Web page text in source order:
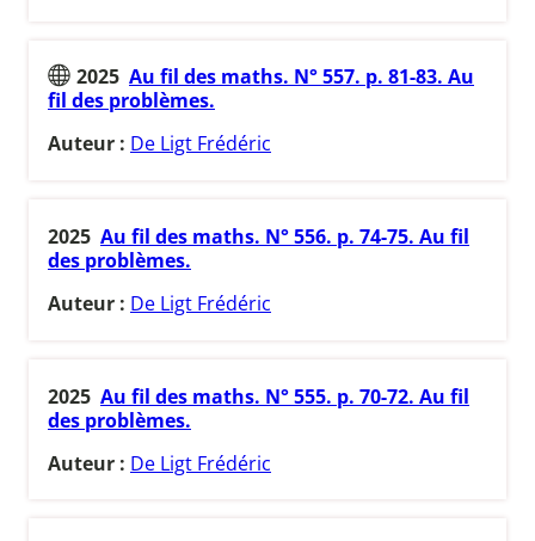
2025 Au fil des maths. N° 557. p. 81-83. Au
fil des problèmes.
Auteur : De Ligt Frédéric
2025 Au fil des maths. N° 556. p. 74-75. Au fil
des problèmes.
Auteur : De Ligt Frédéric
2025 Au fil des maths. N° 555. p. 70-72. Au fil
des problèmes.
Auteur : De Ligt Frédéric